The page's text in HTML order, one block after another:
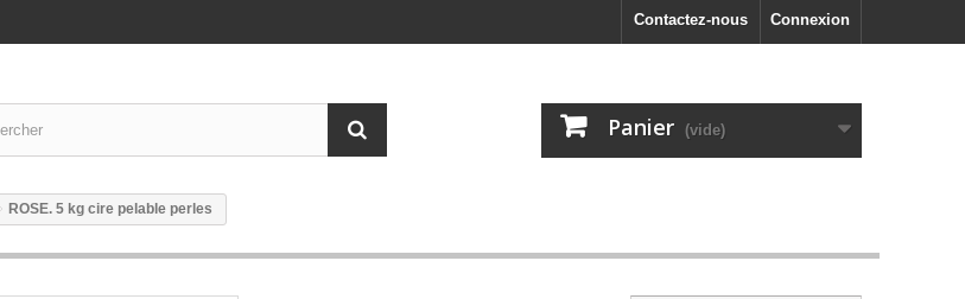
Connexion
Contactez-nous
Panier (vide)
ROSE. 5 kg cire pelable perles